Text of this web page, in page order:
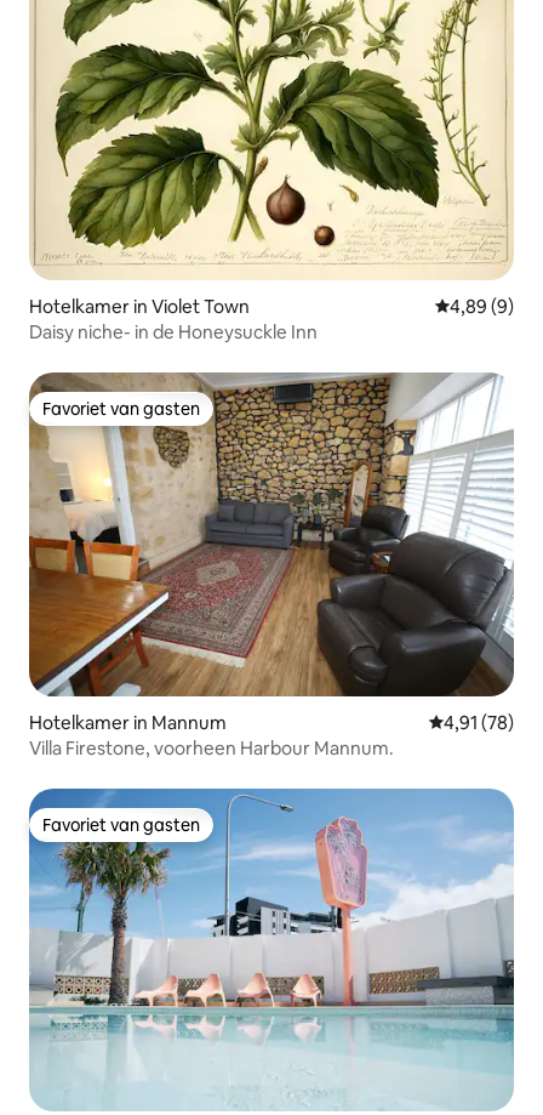
Hotelkamer in Violet Town Gemiddelde
4,89 (9)
Daisy niche- in de Honeysuckle Inn
Favoriet van gasten
Favoriet van gasten
Hotelkamer in Mannum Gemiddelde
4,91 (78)
Villa Firestone, voorheen Harbour Mannum.
Favoriet van gasten
Favoriet van gasten